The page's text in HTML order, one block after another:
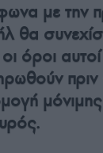
με την
θα
όροι
πριν